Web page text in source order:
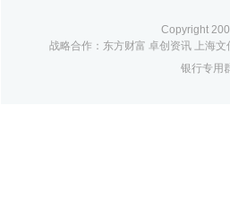
Copyright
战略合作：东方财富 卓创资讯 上海文
银行专用